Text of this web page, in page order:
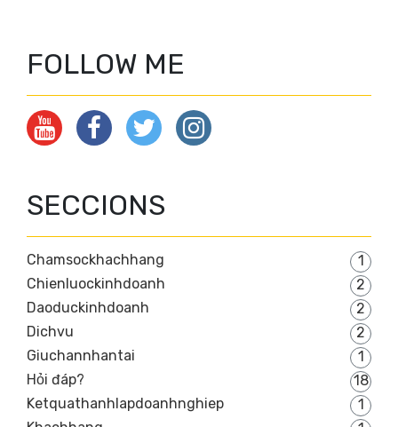
FOLLOW ME
SECCIONS
Chamsockhachhang
1
Chienluockinhdoanh
2
Daoduckinhdoanh
2
Dichvu
2
Giuchannhantai
1
Hỏi đáp?
18
Ketquathanhlapdoanhnghiep
1